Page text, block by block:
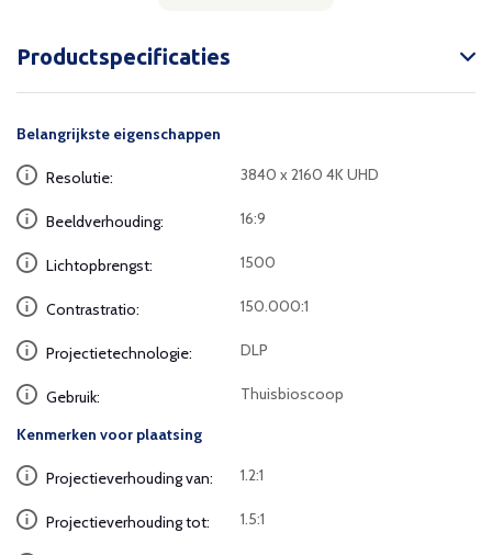
Productspecificaties
Belangrijkste eigenschappen
Resolutie: 3840 x 2160 4K UHD
Beeldverhouding: 16:9
Lichtopbrengst: 1500
Contrastratio: 150.000:1
Projectietechnologie: DLP
Gebruik: Thuisbioscoop
Kenmerken voor plaatsing
Projectieverhouding van: 1.2:1
Projectieverhouding tot: 1.5:1